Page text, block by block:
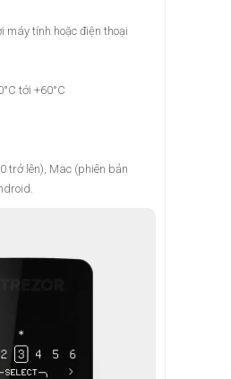
máy tính hoặc điện thoại
tới +60°C
trở lên), Mac (phiên bản